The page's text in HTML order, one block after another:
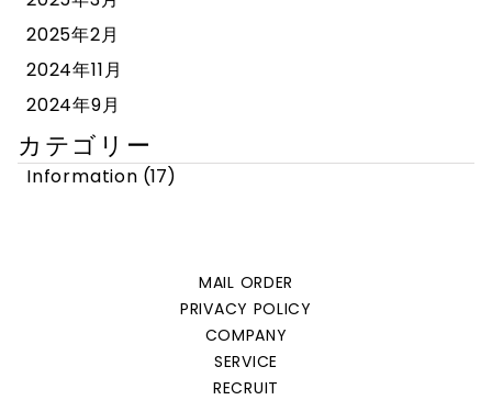
2025年2月
2024年11月
2024年9月
カテゴリー
Information (17)
MAIL ORDER
PRIVACY POLICY
COMPANY
SERVICE
RECRUIT